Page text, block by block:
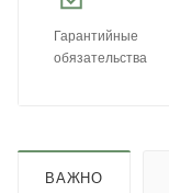
Гарантийные
обязательства
ВАЖНО